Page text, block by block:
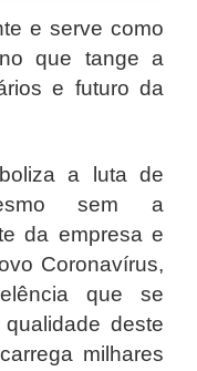
e serve como
que tange a
e futuro da
a luta de
sem a
da empresa e
Coronavírus,
que se
deste
milhares